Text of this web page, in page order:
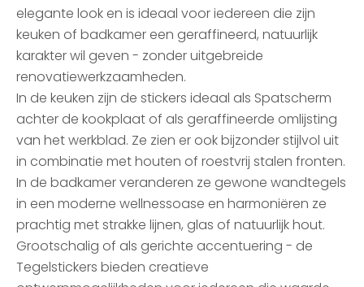
elegante look en is ideaal voor iedereen die zijn
keuken of badkamer een geraffineerd, natuurlijk
karakter wil geven - zonder uitgebreide
renovatiewerkzaamheden.
In de keuken zijn de stickers ideaal als Spatscherm
achter de kookplaat of als geraffineerde omlijsting
van het werkblad. Ze zien er ook bijzonder stijlvol uit
in combinatie met houten of roestvrij stalen fronten.
In de badkamer veranderen ze gewone wandtegels
in een moderne wellnessoase en harmoniëren ze
prachtig met strakke lijnen, glas of natuurlijk hout.
Grootschalig of als gerichte accentuering - de
Tegelstickers bieden creatieve